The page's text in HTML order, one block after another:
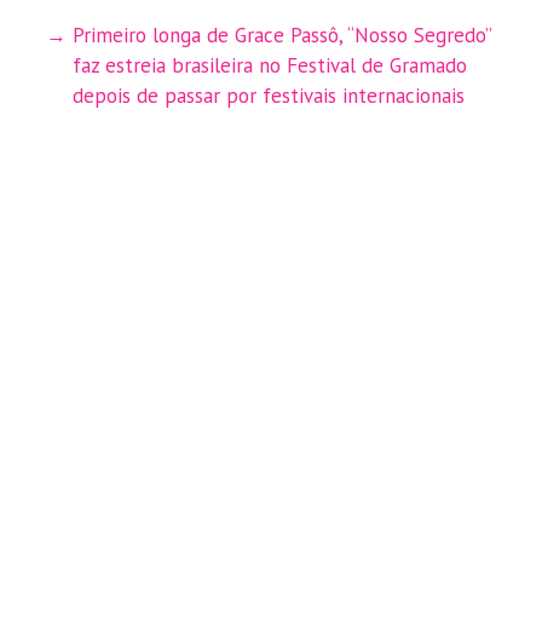
Primeiro longa de Grace Passô, “Nosso Segredo”
faz estreia brasileira no Festival de Gramado
depois de passar por festivais internacionais